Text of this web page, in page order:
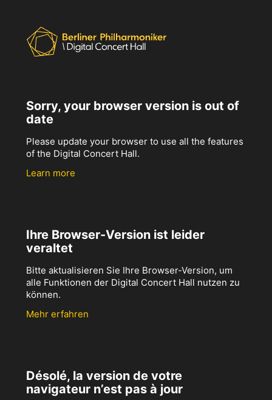
Sorry, your browser version is out of
date
Please update your browser to use all the features
of the Digital Concert Hall.
Learn more
Ihre Browser-Version ist leider
veraltet
Bitte aktualisieren Sie Ihre Browser-Version, um
alle Funktionen der Digital Concert Hall nutzen zu
können.
Mehr erfahren
Désolé, la version de votre
navigateur n’est pas à jour